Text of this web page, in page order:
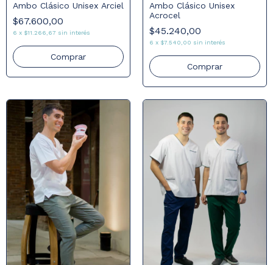
Ambo Clásico Unisex Arciel
$67.600,00
6 x $11.266,67 sin interés
Comprar
Ambo Clásico Unisex
Acrocel
$45.240,00
6 x $7.540,00 sin interés
Comprar